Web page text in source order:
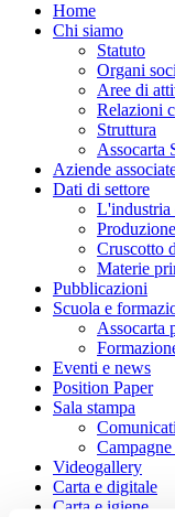
Home
Chi siamo
Statuto
Organi
Aree di
Relazioni
Struttura
Assocarta
Aziende
Dati di settore
L'industria
Cruscotto
Materie
Pubblicazioni
Scuola e
Assocarta
Eventi e news
Position Paper
Sala stampa
Videogallery
Carta e digitale
Carta e igiene